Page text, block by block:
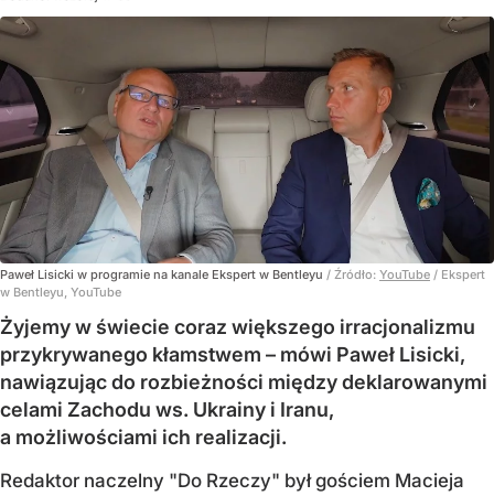
Paweł Lisicki w programie na kanale Ekspert w Bentleyu / Źródło: YouTube / Ekspert
w Bentleyu, YouTube
Żyjemy w świecie coraz większego irracjonalizmu
przykrywanego kłamstwem – mówi Paweł Lisicki,
nawiązując do rozbieżności między deklarowanymi
celami Zachodu ws. Ukrainy i Iranu,
a możliwościami ich realizacji.
Redaktor naczelny "Do Rzeczy" był gościem Macieja